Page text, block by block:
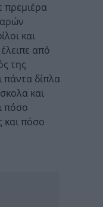
πρεμιέρα
και
από
της
πάντα δίπλα
και
πόσο
και πόσο